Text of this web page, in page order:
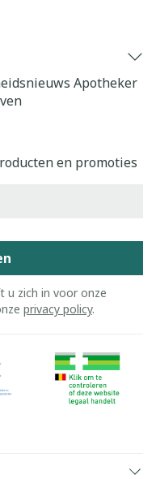
Apotheker
en promoties
u zich in voor onze
privacy policy.